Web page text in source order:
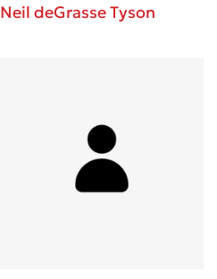
Neil deGrasse Tyson